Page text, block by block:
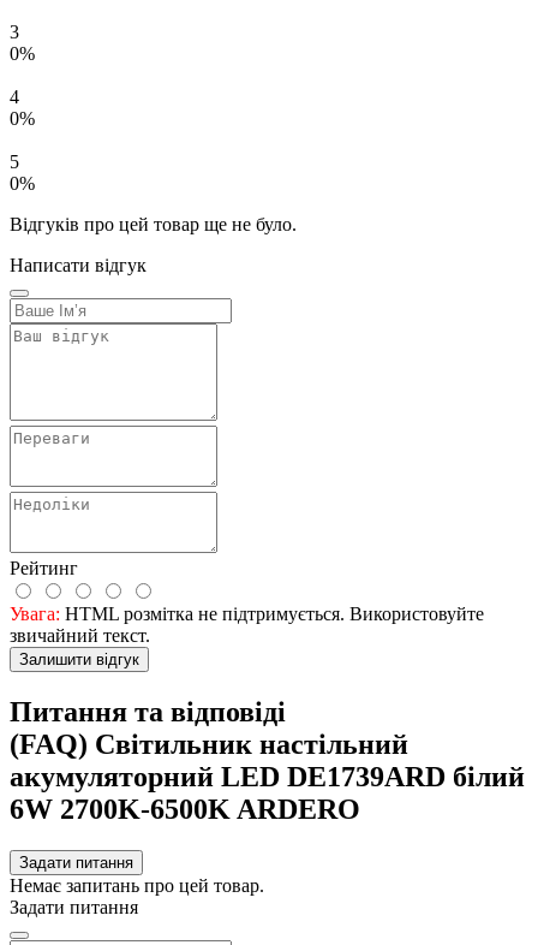
3
0%
4
0%
5
0%
Відгуків про цей товар ще не було.
Написати відгук
Рейтинг
Увага: HTML розмітка не підтримується. Використовуйте
звичайний текст.
Залишити відгук
Питання та відповіді
(FAQ) Свiтильник настiльний
акумуляторний LED DE1739ARD білий
6W 2700K-6500K ARDERO
Задати питання
Немає запитань про цей товар.
Задати питання